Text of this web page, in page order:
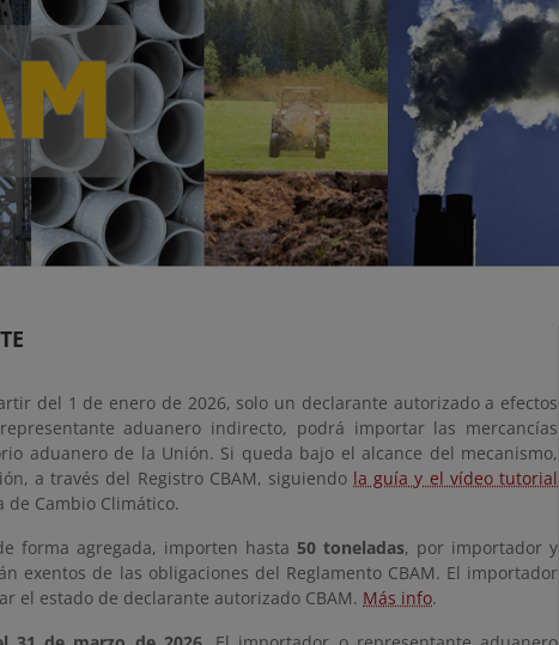
del 1 de enero de 2026, solo un declarante autorizado a efectos
aduanero indirecto, podrá importar las mercancías
aduanero de la Unión. Si queda bajo el alcance del mecanismo,
a través del Registro CBAM, siguiendo la guía y el vídeo tutorial
de Cambio Climático.
forma agregada, importen hasta 50 toneladas, por importador y
exentos de las obligaciones del Reglamento CBAM. El importador
el estado de declarante autorizado CBAM. Más info.